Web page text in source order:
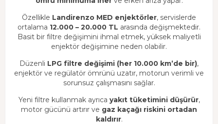
Özellikle Landirenzo MED enjektörler, servislerde
ortalama 12.000 – 20.000 TL arasında değişmektedir.
Basit bir filtre değişimini ihmal etmek, yüksek maliyetli
enjektör değişimine neden olabilir.
Düzenli LPG filtre değişimi (her 10.000 km’de bir),
enjektör ve regülatör ömrünü uzatır, motorun verimli ve
sorunsuz çalışmasını sağlar.
Yeni filtre kullanmak ayrıca yakıt tüketimini düşürür,
motor gücünü artırır ve gaz kaçağı riskini ortadan
kaldırır.